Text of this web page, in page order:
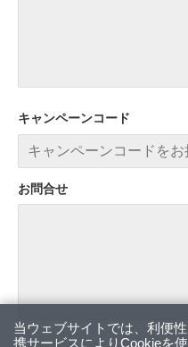
キャンペーンコード
お問合せ